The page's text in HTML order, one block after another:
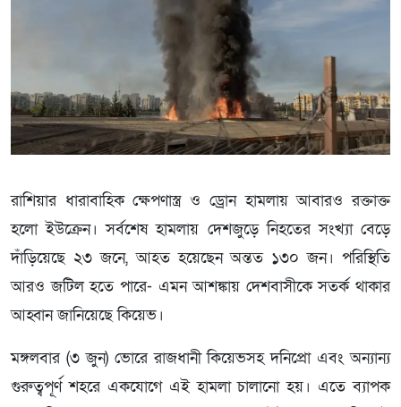
রাশিয়ার ধারাবাহিক ক্ষেপণাস্ত্র ও ড্রোন হামলায় আবারও রক্তাক্ত
হলো ইউক্রেন। সর্বশেষ হামলায় দেশজুড়ে নিহতের সংখ্যা বেড়ে
দাঁড়িয়েছে ২৩ জনে, আহত হয়েছেন অন্তত ১৩০ জন। পরিস্থিতি
আরও জটিল হতে পারে- এমন আশঙ্কায় দেশবাসীকে সতর্ক থাকার
আহ্বান জানিয়েছে কিয়েভ।
মঙ্গলবার (৩ জুন) ভোরে রাজধানী কিয়েভসহ দনিপ্রো এবং অন্যান্য
গুরুত্বপূর্ণ শহরে একযোগে এই হামলা চালানো হয়। এতে ব্যাপক